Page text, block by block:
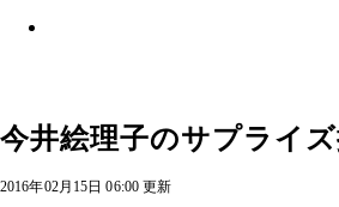
今井絵理子のサプライ
2016年02月15日 06:00 更新